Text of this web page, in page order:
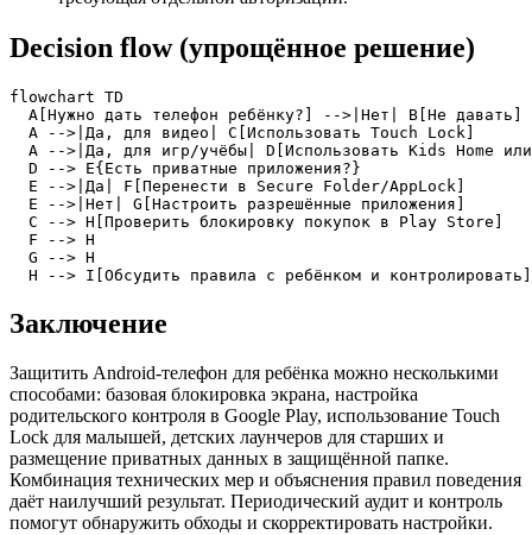
Decision flow (упрощённое решение)
flowchart TD
  A[Нужно дать телефон ребёнку?] -->|Нет| B[Не давать]
  A -->|Да, для видео| C[Использовать Touch Lock]
A -->|Да, для игр/учёбы| D[Использовать Kids Home
  D --> E{Есть приватные приложения?}
  E -->|Да| F[Перенести в Secure Folder/AppLock]
  E -->|Нет| G[Настроить разрешённые приложения]
  C --> H[Проверить блокировку покупок в Play Store]
  F --> H
  G --> H
  H --> I[Обсудить правила с ребёнком и контролировать]
Заключение
Защитить Android‑телефон для ребёнка можно несколькими
способами: базовая блокировка экрана, настройка
родительского контроля в Google Play, использование Touch
Lock для малышей, детских лаунчеров для старших и
размещение приватных данных в защищённой папке.
Комбинация технических мер и объяснения правил поведения
даёт наилучший результат. Периодический аудит и контроль
помогут обнаружить обходы и скорректировать настройки.